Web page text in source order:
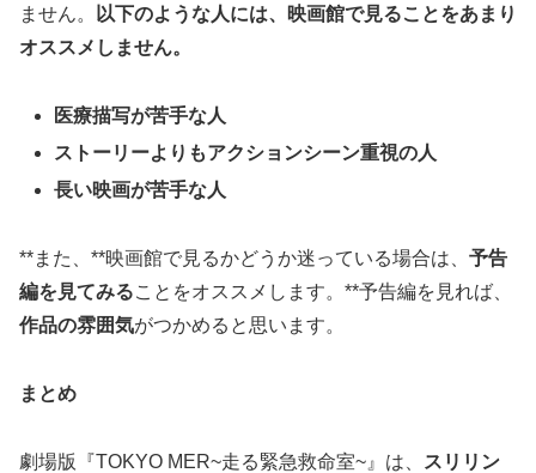
ません。
以下のような人には、映画館で見ることをあまり
オススメしません。
医療描写が苦手な人
ストーリーよりもアクションシーン重視の人
長い映画が苦手な人
**また、**映画館で見るかどうか迷っている場合は、 予告
編を見てみることをオススメします。**予告編を見れば、
作品の雰囲気がつかめると思います。
まとめ
劇場版『TOKYO MER~走る緊急救命室~』は、
スリリン